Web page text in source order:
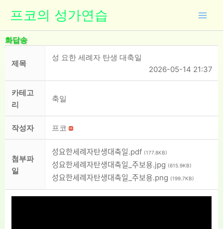
츠
로
프코의 성가연습
화답송
제목
성 요한 세례자 탄생 대축일
2026-05-14 21:37
카테고
리
축일
작성자 프코
첨부파
일
성요한세례자탄생대축일.pdf (177.8KB)
성요한세례자탄생대축일_주보용.jpg (615.9KB)
성요한세례자탄생대축일_주보용.png (199.7KB)